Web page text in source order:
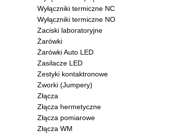
Wyłączniki termiczne NC
Wyłączniki termiczne NO
Zaciski laboratoryjne
Żarówki
Żarówki Auto LED
Zasilacze LED
Zestyki kontaktronowe
Zworki (Jumpery)
Złącza
Złącza hermetyczne
Złącza pomiarowe
Złącza WM